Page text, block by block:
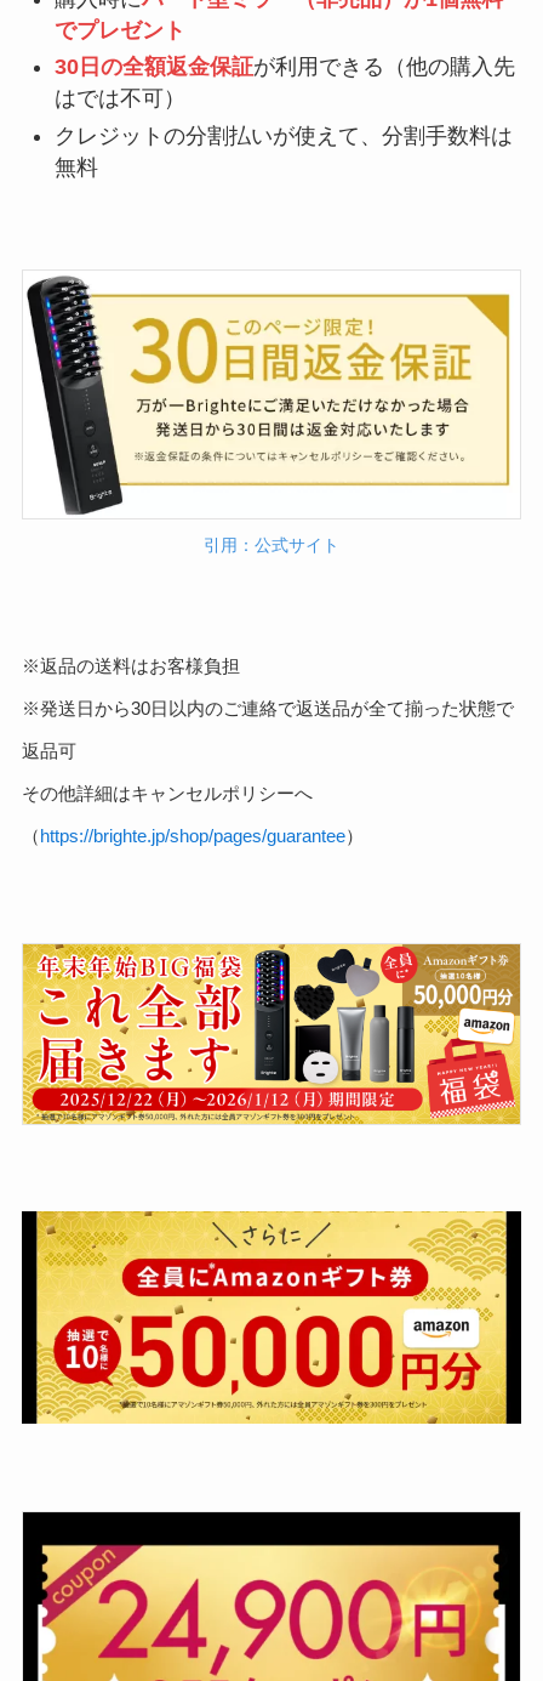
でプレゼント
30日の全額返金保証が利用できる（他の購入先
はでは不可）
クレジットの分割払いが使えて、分割手数料は
無料
引用：公式サイト
※返品の送料はお客様負担
※発送日から30日以内のご連絡で返送品が全て揃った状態で
返品可
その他詳細はキャンセルポリシーへ
（ https://brighte.jp/shop/pages/guarantee）